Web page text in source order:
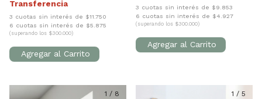
3 cuotas sin interés de $11.750
6 cuotas sin interés de $5.875
(superando los $300.000)
3 cuotas sin interés de $9.853
6 cuotas sin interés de $4.927
(superando los $300.000)
1 / 8 1 / 5